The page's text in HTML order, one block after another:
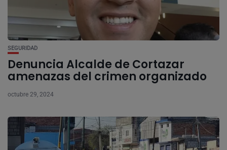
SEGURIDAD
Denuncia Alcalde de Cortazar
amenazas del crimen organizado
octubre 29, 2024